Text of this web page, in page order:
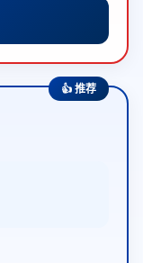
👍 推荐